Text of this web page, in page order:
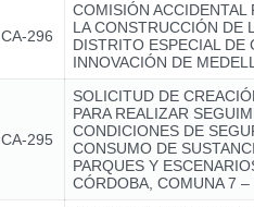
CA-296
COMISIÓN ACCIDENTAL
LA CONSTRUCCIÓN DE
DISTRITO ESPECIAL DE
INNOVACIÓN DE
CA-295
SOLICITUD DE
PARA REALIZAR
CONDICIONES DE
CONSUMO DE
PARQUES Y
CÓRDOBA, COMUNA 7 –